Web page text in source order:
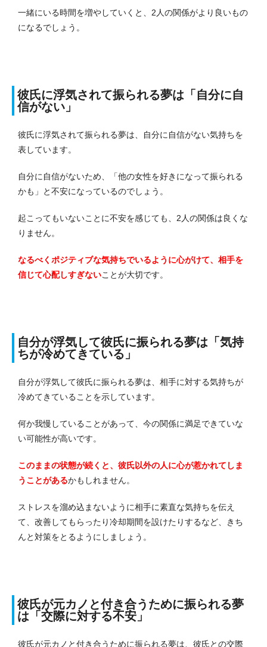
一緒にいる時間を増やしていくと、2人の関係がより良いもの
になるでしょう。
彼氏に浮気されて振られる夢は「自分に自
信がない」
彼氏に浮気されて振られる夢は、自分に自信がない気持ちを
表しています。
自分に自信がないため、「他の女性を好きになって振られる
かも」と不安になっているのでしょう。
起こってもいないことに不安を感じても、2人の関係は良くな
りません。
なるべくポジティブな気持ちでいるように心がけて、相手を
信じて心配しすぎないことが大切です。
自分が浮気して彼氏に振られる夢は「気持
ちが冷めてきている」
自分が浮気して彼氏に振られる夢は、相手に対する気持ちが
冷めてきていることを示しています。
何か我慢していることがあって、今の関係に満足できていな
い可能性が高いです。
このままの状態が続くと、彼氏以外の人に心が惹かれてしま
うことがあるかもしれません。
ストレスを溜め込まないように相手に素直な気持ちを伝え
て、改善してもらったり冷却期間を設けたりするなど、きち
んと対策をとるようにしましょう。
彼氏が元カノと付き合うために振られる夢
は「交際に対する不安」
彼氏が元カノと付き合うために振られる夢は、彼氏との交際